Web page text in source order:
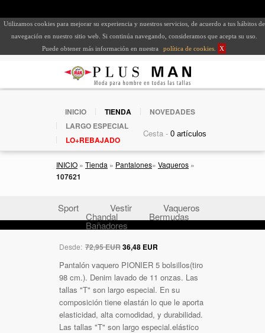
Utilizamos cookies para mejorar su experiencia y nuestros servicios, de acuerdo a tus hábitos de
navegación en nuestro sitio web. Si continúa navegando, consideramos que acepta su uso.
Puede obtener más información en nuestra
política de cookies X
INICIO TIENDA
NOVEDADES
LARGO ESPECIAL
LO+REBAJADO
Cesta -
INICIO » Tienda » Pantalones» Vaqueros »
107621
Sport Vestir Vaqueros
Chandal Bermudas
Bañadores
Desde: 72,95 EUR36,48 EUR
Pantalón vaquero PIONIER 5 bolsillos(tiro
98 cm.). Denim lavado de 11 onzas. Las
tallas "T" son largo especial. En su
composición tiene elastán lo que le aporta
elasticidad, alta comodidad, y durabilidad.
Las tallas "T" son largo especial.elástico